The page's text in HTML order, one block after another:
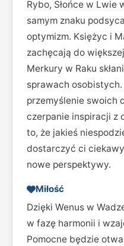
Rybo, Słońce w Lwie
samym znaku
optymizm. Księżyc i
zachęcają do
Merkury w Raku
sprawach
przemyślenie swoich
czerpanie inspiracji z
to, że jakieś
dostarczyć ci
nowe perspektywy.
Miłość
Dzięki Wenus w
w fazę harmonii i
Pomocne będzie